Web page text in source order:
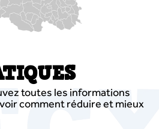
toutes les informations
comment réduire et mieux